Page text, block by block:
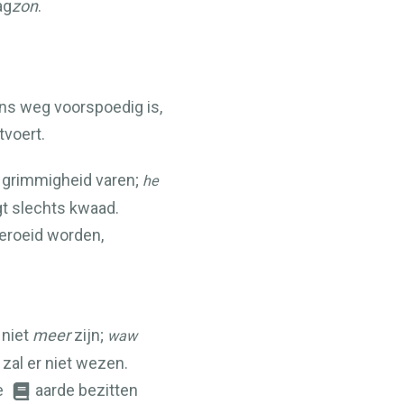
zon.
weg voorspoedig is,
varen; he
slechts kwaad.
worden,
meerzijn; waw
er niet wezen.
aarde bezitten